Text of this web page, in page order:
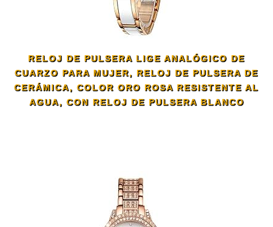
RELOJ DE PULSERA LIGE ANALÓGICO DE
CUARZO PARA MUJER, RELOJ DE PULSERA DE
CERÁMICA, COLOR ORO ROSA RESISTENTE AL
AGUA, CON RELOJ DE PULSERA BLANCO